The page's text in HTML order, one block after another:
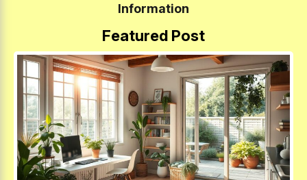
Information
Featured Post